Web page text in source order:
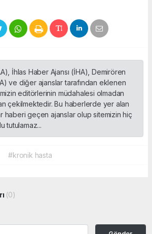
İhlas Haber Ajansı (İHA), Demirören
ve diğer ajanslar tarafından eklenen
editörlerinin müdahalesi olmadan
çekilmektedir. Bu haberlerde yer alan
haberi geçen ajanslar olup sitemizin hiç
tutulamaz...
#kronik hasta
(0)